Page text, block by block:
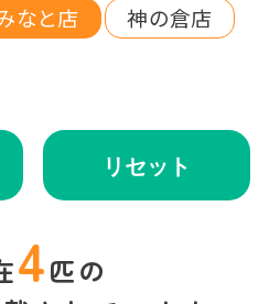
なと店
神の倉店
リセット
4匹の